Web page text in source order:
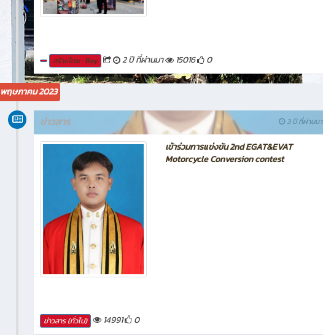
สร้างโดย : Boy 2 ปี ที่ผ่านมา 15016 0
พฤษภาคม 2023
3 ปี ที่ผ่านมา
ข่าวสาร
เข้าร่วมการแข่งขัน 2nd EGAT&EVAT
Motorcycle Conversion contest
ข่าวสาร (ทั่วไป) 14991 0